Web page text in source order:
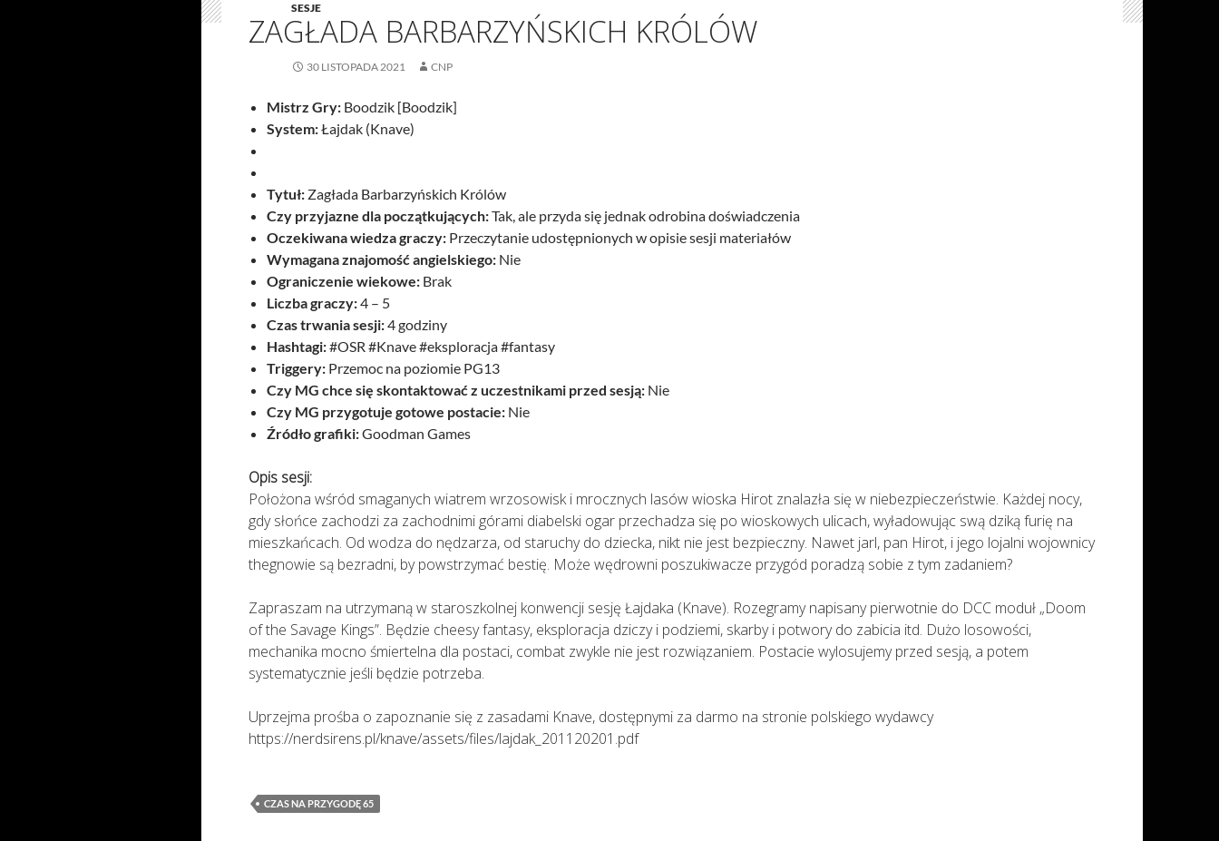
SESJE
ZAGŁADA BARBARZYŃSKICH KRÓLÓW
30 LISTOPADA 2021 CNP
Mistrz Gry:Boodzik [Boodzik]
System:Łajdak (Knave)
Tytuł:Zagłada Barbarzyńskich Królów
Czy przyjazne dla początkujących:Tak, ale przyda się jednak odrobina doświadczenia
Oczekiwana wiedza graczy:Przeczytanie udostępnionych w opisie sesji materiałów
Wymagana znajomość angielskiego:Nie
Ograniczenie wiekowe:Brak
Liczba graczy:4 – 5
Czas trwania sesji:4 godziny
Hashtagi:#OSR #Knave #eksploracja #fantasy
Triggery:Przemoc na poziomie PG13
Czy MG chce się skontaktować z uczestnikami przed sesją:Nie
Czy MG przygotuje gotowe postacie:Nie
Źródło grafiki:Goodman Games
Opis sesji:
Położona wśród smaganych wiatrem wrzosowisk i mrocznych lasów wioska Hirot znalazła się w niebezpieczeństwie. Każdej nocy,
gdy słońce zachodzi za zachodnimi górami diabelski ogar przechadza się po wioskowych ulicach, wyładowując swą dziką furię na
mieszkańcach. Od wodza do nędzarza, od staruchy do dziecka, nikt nie jest bezpieczny. Nawet jarl, pan Hirot, i jego lojalni wojownicy
thegnowie są bezradni, by powstrzymać bestię. Może wędrowni poszukiwacze przygód poradzą sobie z tym zadaniem?
Zapraszam na utrzymaną w staroszkolnej konwencji sesję Łajdaka (Knave). Rozegramy napisany pierwotnie do DCC moduł „Doom
of the Savage Kings”. Będzie cheesy fantasy, eksploracja dziczy i podziemi, skarby i potwory do zabicia itd. Dużo losowości,
mechanika mocno śmiertelna dla postaci, combat zwykle nie jest rozwiązaniem. Postacie wylosujemy przed sesją, a potem
systematycznie jeśli będzie potrzeba.
Uprzejma prośba o zapoznanie się z zasadami Knave, dostępnymi za darmo na stronie polskiego wydawcy
https://nerdsirens.pl/knave/assets/files/lajdak_201120201.pdf
CZAS NA PRZYGODĘ 65